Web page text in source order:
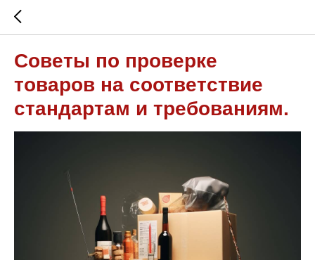
Советы по проверке
товаров на соответствие
стандартам и требованиям.